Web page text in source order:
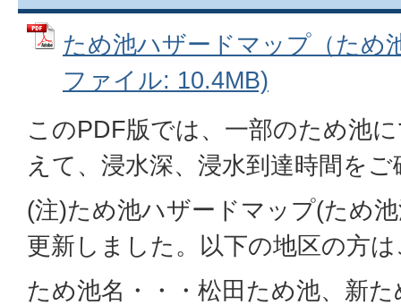
ため池ハザードマップ（ため
ファイル: 10.4MB)
このPDF版では、一部のため池
えて、浸水深、浸水到達時間を
(注)ため池ハザードマップ(ため
更新しました。以下の地区の方
ため池名・・・松田ため池、新